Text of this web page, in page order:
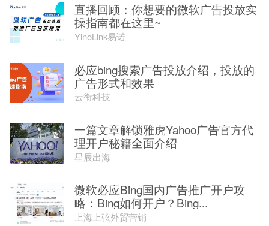
直播回顾：你想要的微软广告投放实
操指南都在这里~
YinoLink易诺
必应bing搜索广告投放介绍，投放的
广告形式和效果
云衔科技
一篇文章解锁雅虎Yahoo广告官方代
理开户秘籍全面介绍
星辰出海
微软必应Bing国内广告推广开户攻
略：Bing如何开户？Bing...
上海上弦外贸营销